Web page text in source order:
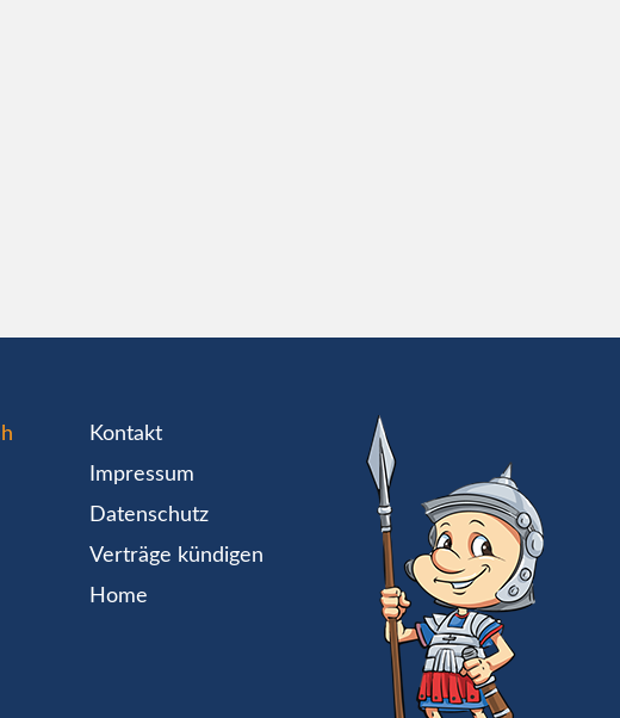
Kontakt
Impressum
Datenschutz
Verträge kündigen
Home